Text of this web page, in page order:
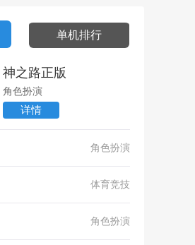
单机排行
神之路正版
角色扮演
详情
角色扮演
体育竞技
角色扮演